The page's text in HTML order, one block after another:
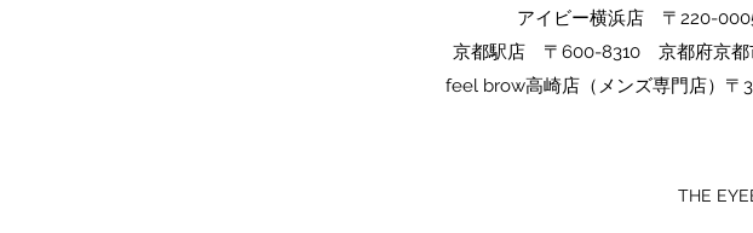
アイビー横浜店 〒220-
京都駅店 〒600-8310 京都府京都
feel brow高崎店（メンズ専門店）
THE